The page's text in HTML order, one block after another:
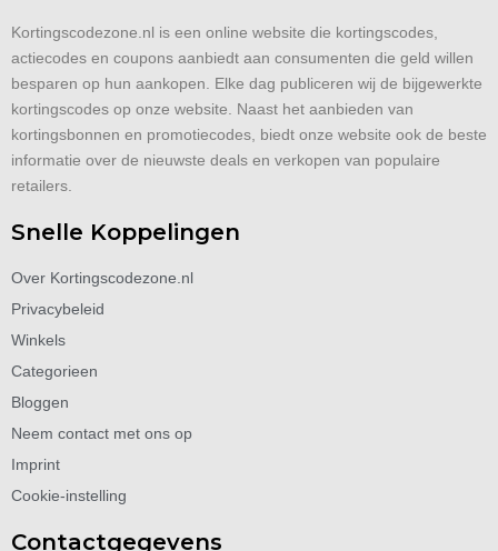
Kortingscodezone.nl is een online website die kortingscodes,
actiecodes en coupons aanbiedt aan consumenten die geld willen
besparen op hun aankopen. Elke dag publiceren wij de bijgewerkte
kortingscodes op onze website. Naast het aanbieden van
kortingsbonnen en promotiecodes, biedt onze website ook de beste
informatie over de nieuwste deals en verkopen van populaire
retailers.
Snelle Koppelingen
Over Kortingscodezone.nl
Privacybeleid
Winkels
Categorieen
Bloggen
Neem contact met ons op
Imprint
Cookie-instelling
Contactgegevens